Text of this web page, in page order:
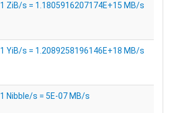
1 ZiB/s = 1.1805916207174E+15 MB/s
1 YiB/s = 1.2089258196146E+18 MB/s
1 Nibble/s = 5E-07 MB/s